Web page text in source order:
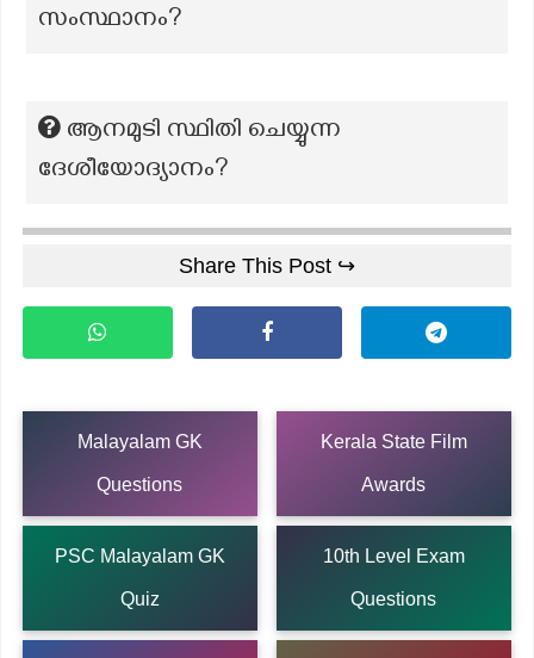
സംസ്ഥാനം?
ആനമുടി സ്ഥിതി ചെയ്യുന്ന
ദേശീയോദ്യാനം?
Share This Post ↪
Malayalam GK
Questions
Kerala State Film
Awards
PSC Malayalam GK
Quiz
10th Level Exam
Questions